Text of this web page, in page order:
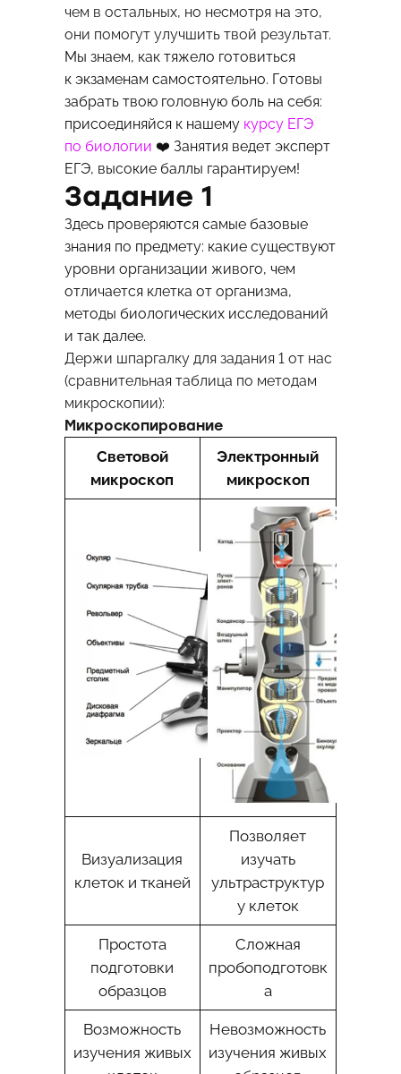
чем в остальных, но несмотря на это,
они помогут улучшить твой результат.
Мы знаем, как тяжело готовиться
к экзаменам самостоятельно. Готовы
забрать твою головную боль на себя:
присоединяйся к нашему курсу ЕГЭ
по биологии ❤️ Занятия ведет эксперт
ЕГЭ, высокие баллы гарантируем!
Задание 1
Здесь проверяются самые базовые
знания по предмету: какие существуют
уровни организации живого, чем
отличается клетка от организма,
методы биологических исследований
и так далее.
Держи шпаргалку для задания 1 от нас
(сравнительная таблица по методам
микроскопии):
Микроскопирование
Световой
микроскоп
Электронный
микроскоп
Визуализация
клеток и тканей
Позволяет
изучать
ультраструктур
у клеток
Простота
подготовки
образцов
Сложная
пробоподготовк
а
Возможность
изучения живых
Невозможность
изучения живых